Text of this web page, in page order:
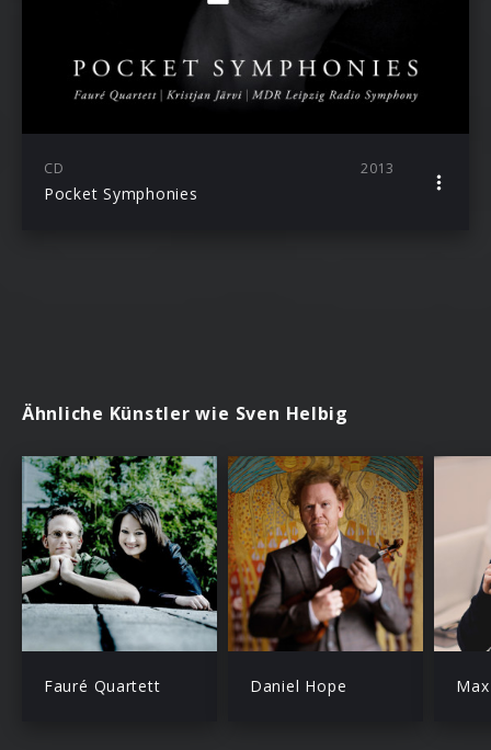
CD 2013
Pocket Symphonies
Ähnliche Künstler wie Sven Helbig
Fauré Quartett Daniel Hope